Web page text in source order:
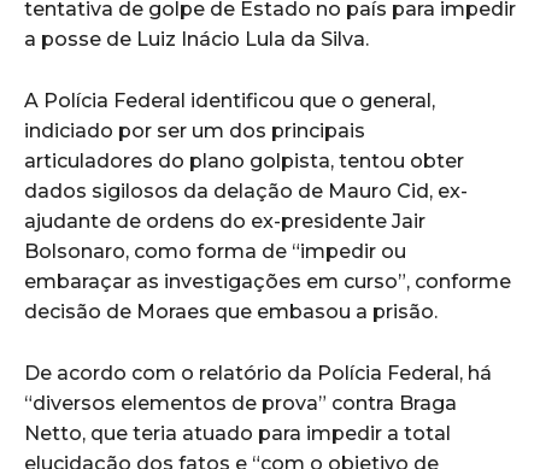
tentativa de golpe de Estado no país para impedir
a posse de Luiz Inácio Lula da Silva.
A Polícia Federal identificou que o general,
indiciado por ser um dos principais
articuladores do plano golpista, tentou obter
dados sigilosos da delação de Mauro Cid, ex-
ajudante de ordens do ex-presidente Jair
Bolsonaro, como forma de “impedir ou
embaraçar as investigações em curso”, conforme
decisão de Moraes que embasou a prisão.
De acordo com o relatório da Polícia Federal, há
“diversos elementos de prova” contra Braga
Netto, que teria atuado para impedir a total
elucidação dos fatos e “com o objetivo de